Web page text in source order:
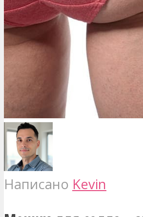
Написано Kevin